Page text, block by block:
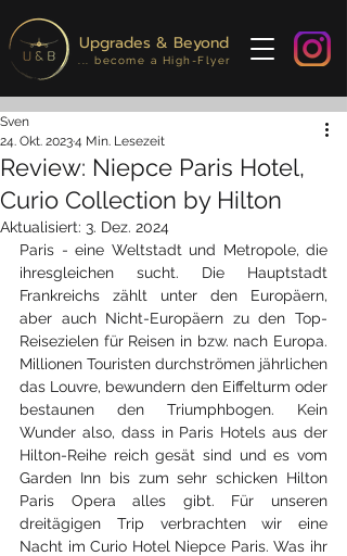
Upgrades & Beyond
... become a High-Flyer
Review: Niepce Paris Hotel,
Curio Collection by Hilton
Sven
24. Okt. 20234 Min. Lesezeit
Aktualisiert: 3. Dez. 2024
Paris - eine Weltstadt und Metropole, die
ihresgleichen sucht. Die Hauptstadt
Frankreichs zählt unter den Europäern,
aber auch Nicht-Europäern zu den Top-
Reisezielen für Reisen in bzw. nach Europa.
Millionen Touristen durchströmen jährlichen
das Louvre, bewundern den Eiffelturm oder
bestaunen den Triumphbogen. Kein
Wunder also, dass in Paris Hotels aus der
Hilton-Reihe reich gesät sind und es vom
Garden Inn bis zum sehr schicken Hilton
Paris Opera alles gibt. Für unseren
dreitägigen Trip verbrachten wir eine
Nacht im Curio Hotel Niepce Paris. Was ihr